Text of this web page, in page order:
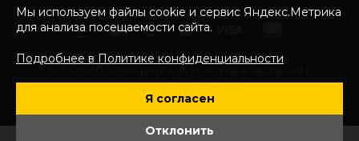
ИНН: 252100758085
ОГРНИП: 304250236200270
Юр. адрес: 692481 Приморский край, Надеждинский район,
с. Вольно- Надеждинское, ул. Торопова 12
Мы используем файлы cookie и сервис Яндекс.Метрика
для анализа посещаемости сайта.
Подробнее в Политике конфиденциальности
Я согласен
Отклонить